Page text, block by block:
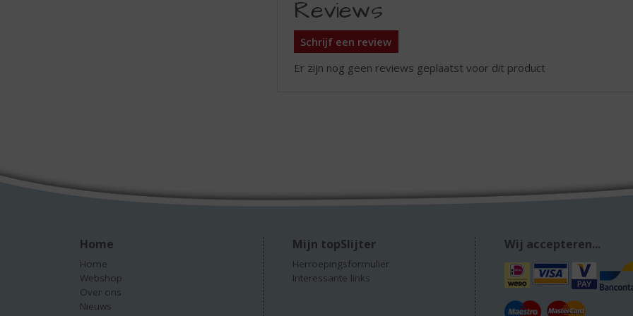
Reviews
Schrijf een review
Er zijn nog geen reviews geplaatst voor dit product
Home
Home
Webshop
Over ons
Nieuws
Mijn topSlijter
Herroepingsformulier
Interessante links
Wij accepteren...